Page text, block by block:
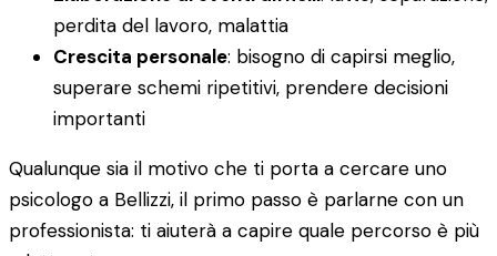
perdita del lavoro, malattia
Crescita personale: bisogno di capirsi meglio,
superare schemi ripetitivi, prendere decisioni
importanti
Qualunque sia il motivo che ti porta a cercare uno
psicologo a Bellizzi, il primo passo è parlarne con un
professionista: ti aiuterà a capire quale percorso è più